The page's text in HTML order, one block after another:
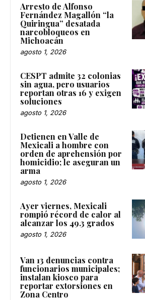
Arresto de Alfonso
Fernández Magallón “la
Quiringua” desatada
narcobloqueos en
Michoacán
agosto 1, 2026
CESPT admite 32 colonias
sin agua, pero usuarios
reportan otras 16 y exigen
soluciones
agosto 1, 2026
Detienen en Valle de
Mexicali a hombre con
orden de aprehensión por
homicidio; le aseguran un
arma
agosto 1, 2026
Ayer viernes, Mexicali
rompió récord de calor al
alcanzar los 49.3 grados
agosto 1, 2026
Van 13 denuncias contra
funcionarios municipales;
instalan kiosco para
reportar extorsiones en
Zona Centro